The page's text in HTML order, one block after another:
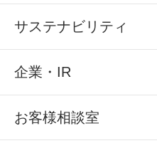
サステナビリティ
企業・IR
お客様相談室